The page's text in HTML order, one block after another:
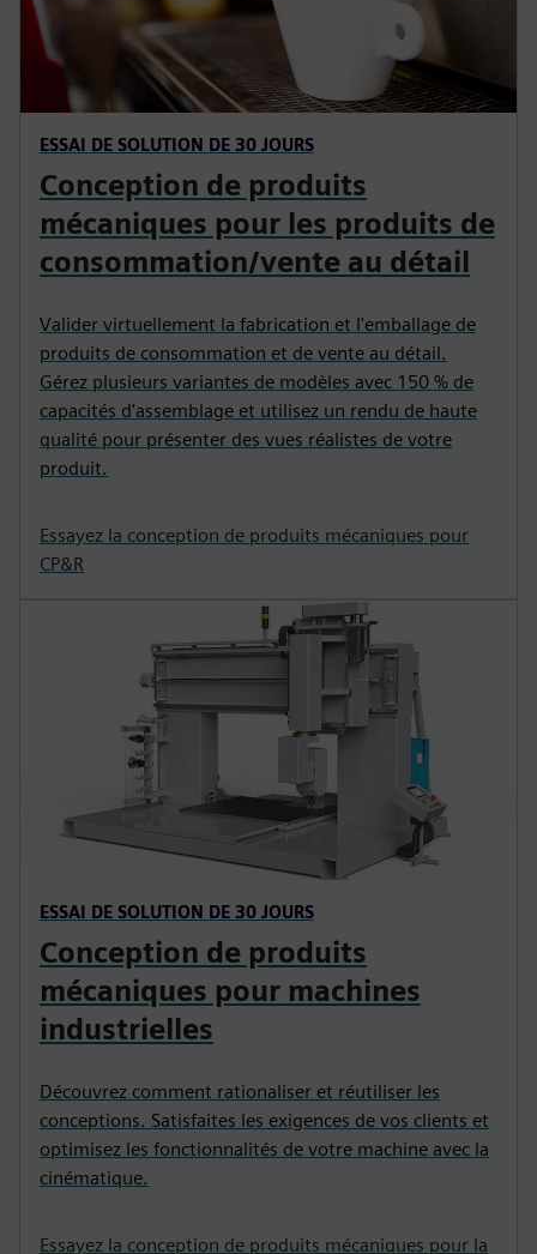
ESSAI DE SOLUTION DE 30 JOURS
Conception de produits
mécaniques pour les produits de
consommation/vente au détail
Valider virtuellement la fabrication et l'emballage de
produits de consommation et de vente au détail.
Gérez plusieurs variantes de modèles avec 150 % de
capacités d'assemblage et utilisez un rendu de haute
qualité pour présenter des vues réalistes de votre
produit.
Essayez la conception de produits mécaniques pour
CP&R
ESSAI DE SOLUTION DE 30 JOURS
Conception de produits
mécaniques pour machines
industrielles
Découvrez comment rationaliser et réutiliser les
conceptions. Satisfaites les exigences de vos clients et
optimisez les fonctionnalités de votre machine avec la
cinématique.
Essayez la conception de produits mécaniques pour la